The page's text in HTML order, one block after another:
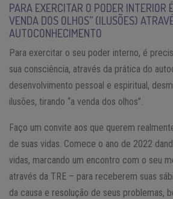
PARA EXERCITAR O PODER INTERIOR
VENDA DOS OLHOS” (ILUSÕES)
AUTOCONHECIMENTO
Para exercitar o seu poder interno, é
sua consciência, através da prática do
desenvolvimento pessoal e espiritual,
ilusões, tirando “a venda dos olhos”.
Faço um convite aos que querem
de suas vidas. Comece o ano de 2022
vidas, marcando um encontro com o seu
através da TRE – para receberem suas
da causa e resolução de seus problemas,